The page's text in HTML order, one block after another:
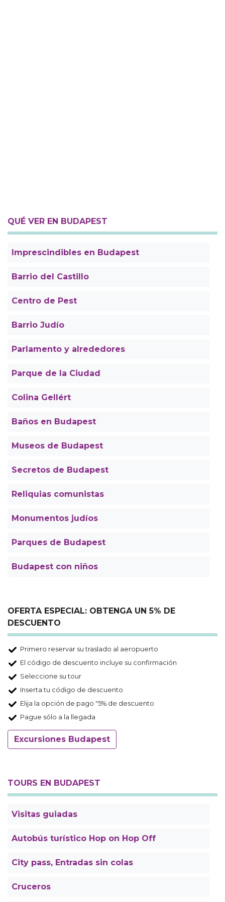
QUÉ VER EN BUDAPEST
Imprescindibles en Budapest
Barrio del Castillo
Centro de Pest
Barrio Judío
Parlamento y alrededores
Parque de la Ciudad
Colina Gellért
Baños en Budapest
Museos de Budapest
Secretos de Budapest
Reliquias comunistas
Monumentos judíos
Parques de Budapest
Budapest con niños
OFERTA ESPECIAL: OBTENGA UN 5% DE
DESCUENTO
Primero reservar su traslado al aeropuerto
El código de descuento incluye su confirmación
Seleccione su tour
Inserta tu código de descuento
Elija la opción de pago "5% de descuento
Pague sólo a la llegada
Excursiones Budapest
TOURS EN BUDAPEST
Visitas guiadas
Autobús turístico Hop on Hop Off
City pass, Entradas sin colas
Cruceros